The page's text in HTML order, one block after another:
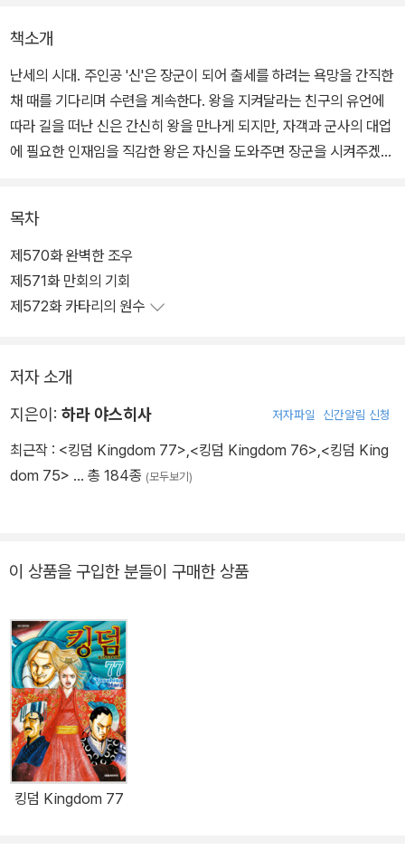
책소개
난세의 시대. 주인공 '신'은 장군이 되어 출세를 하려는 욕망을 간직한
채 때를 기다리며 수련을 계속한다. 왕을 지켜달라는 친구의 유언에
따라 길을 떠난 신은 간신히 왕을 만나게 되지만, 자객과 군사의 대업
에 필요한 인재임을 직감한 왕은 자신을 도와주면 장군을 시켜주겠다
년이 진시황을 이용하여 권력을 잡게 되는 과정이 독자들의 흥미를
불러 일으키는 작품.
목차
제570화 완벽한 조우
제571화 만회의 기회
제572화 카타리의 원수
저자 소개
지은이: 하라 야스히사 저자파일 신간알림 신청
최근작 : <킹덤 Kingdom 77>,<킹덤 Kingdom 76>,<킹덤 King
dom 75> … 총 184종 (모두보기)
이 상품을 구입한 분들이 구매한 상품
킹덤 Kingdom 77